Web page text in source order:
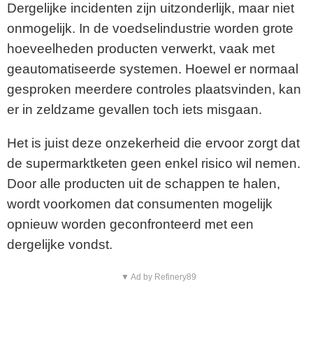
Dergelijke incidenten zijn uitzonderlijk, maar niet
onmogelijk. In de voedselindustrie worden grote
hoeveelheden producten verwerkt, vaak met
geautomatiseerde systemen. Hoewel er normaal
gesproken meerdere controles plaatsvinden, kan
er in zeldzame gevallen toch iets misgaan.
Het is juist deze onzekerheid die ervoor zorgt dat
de supermarktketen geen enkel risico wil nemen.
Door alle producten uit de schappen te halen,
wordt voorkomen dat consumenten mogelijk
opnieuw worden geconfronteerd met een
dergelijke vondst.
▼ Ad by Refinery89